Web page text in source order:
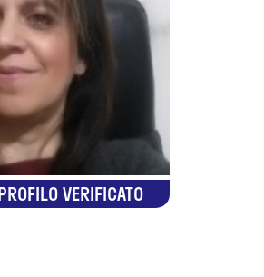
VERIFICATO